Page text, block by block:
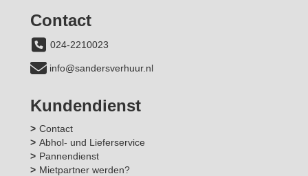
Contact
024-2210023
info@sandersverhuur.nl
Kundendienst
Contact
Abhol- und Lieferservice
Pannendienst
Mietpartner werden?